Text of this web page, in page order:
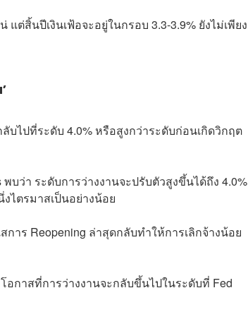
แต่สิ้นปีเงินเฟ้อจะอยู่ในกรอบ 3.3-3.9% ยังไม่เพียง
ไปที่ระดับ 4.0% หรือสูงกว่าระดับก่อนเกิดวิกฤต
บว่า ระดับการว่างงานจะปรับตัวสูงขึ้นได้ถึง 4.0%
ไตรมาสเป็นอย่างน้อย
าร Reopening ล่าสุดกลับทำให้การเลิกจ้างน้อย
กาสที่การว่างงานจะกลับขึ้นไปในระดับที่ Fed